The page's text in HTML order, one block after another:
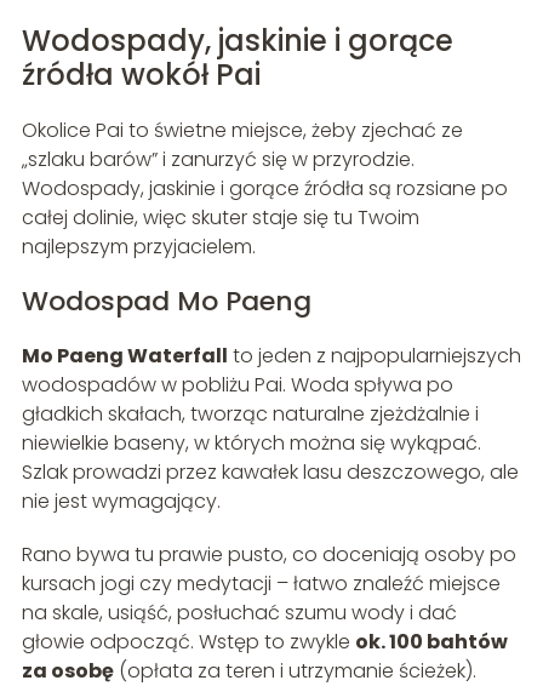
Wodospady, jaskinie i gorące
źródła wokół Pai
Okolice Pai to świetne miejsce, żeby zjechać ze
„szlaku barów” i zanurzyć się w przyrodzie.
Wodospady, jaskinie i gorące źródła są rozsiane po
całej dolinie, więc skuter staje się tu Twoim
najlepszym przyjacielem.
Wodospad Mo Paeng
Mo Paeng Waterfall to jeden z najpopularniejszych
wodospadów w pobliżu Pai. Woda spływa po
gładkich skałach, tworząc naturalne zjeżdżalnie i
niewielkie baseny, w których można się wykąpać.
Szlak prowadzi przez kawałek lasu deszczowego, ale
nie jest wymagający.
Rano bywa tu prawie pusto, co doceniają osoby po
kursach jogi czy medytacji – łatwo znaleźć miejsce
na skale, usiąść, posłuchać szumu wody i dać
głowie odpocząć. Wstęp to zwykle ok. 100 bahtów
za osobę(opłata za teren i utrzymanie ścieżek).